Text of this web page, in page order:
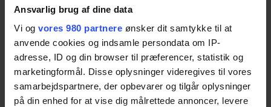
Ansvarlig brug af dine data
Vi og vores 980 partnere ønsker dit samtykke til at
anvende cookies og indsamle persondata om IP-
adresse, ID og din browser til præferencer, statistik og
marketingformål. Disse oplysninger videregives til vores
samarbejdspartnere, der opbevarer og tilgår oplysninger
på din enhed for at vise dig målrettede annoncer, levere
Lovgivning, overenskomster og regler
HR’s rolle i forretningsudvikling
Netværket er åbent, indtil det når en deltagerbestemt størrelse.
Netværket beslutter selv sine dagsordner og mødefrekvenser.
Odsherred Erhvervsforum udarbejder invitationer og har en
deltager med på møderne.